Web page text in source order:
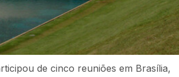
de cinco reuniões em Brasília,